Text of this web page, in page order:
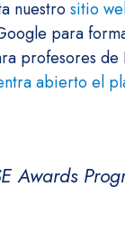
nuestro sitio
para
profesores de
abierto el
Awards